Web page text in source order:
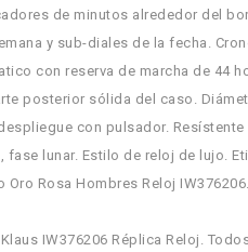
de minutos alrededor del
y sub-diales de la fecha.
con reserva de marcha de 44
posterior sólida del caso.
con pulsador. Resístente
lunar. Estilo de reloj de lujo.
Rosa Hombres Reloj
IW376206 Réplica Reloj.